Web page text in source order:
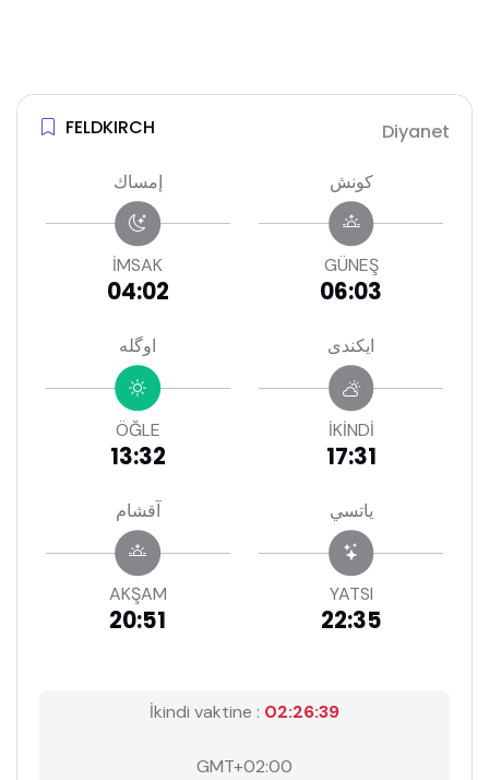
FELDKIRCH Diyanet
إمساك
İMSAK
04:02
كونش
GÜNEŞ
06:03
اوگله
ÖĞLE
13:32
ايكندى
İKİNDİ
17:31
آقشام
AKŞAM
20:51
ياتسي
YATSI
22:35
İkindi vaktine : 02:26:39
GMT+02:00